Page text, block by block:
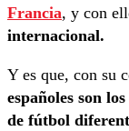
Francia, y con
internacional.
Y es que, con su
españoles son
de fútbol